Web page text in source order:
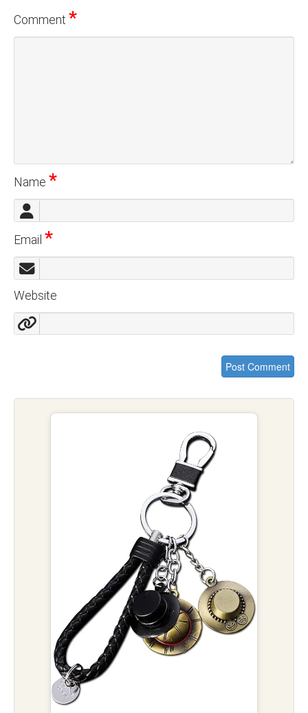
Comment *
Name *
Email *
Website